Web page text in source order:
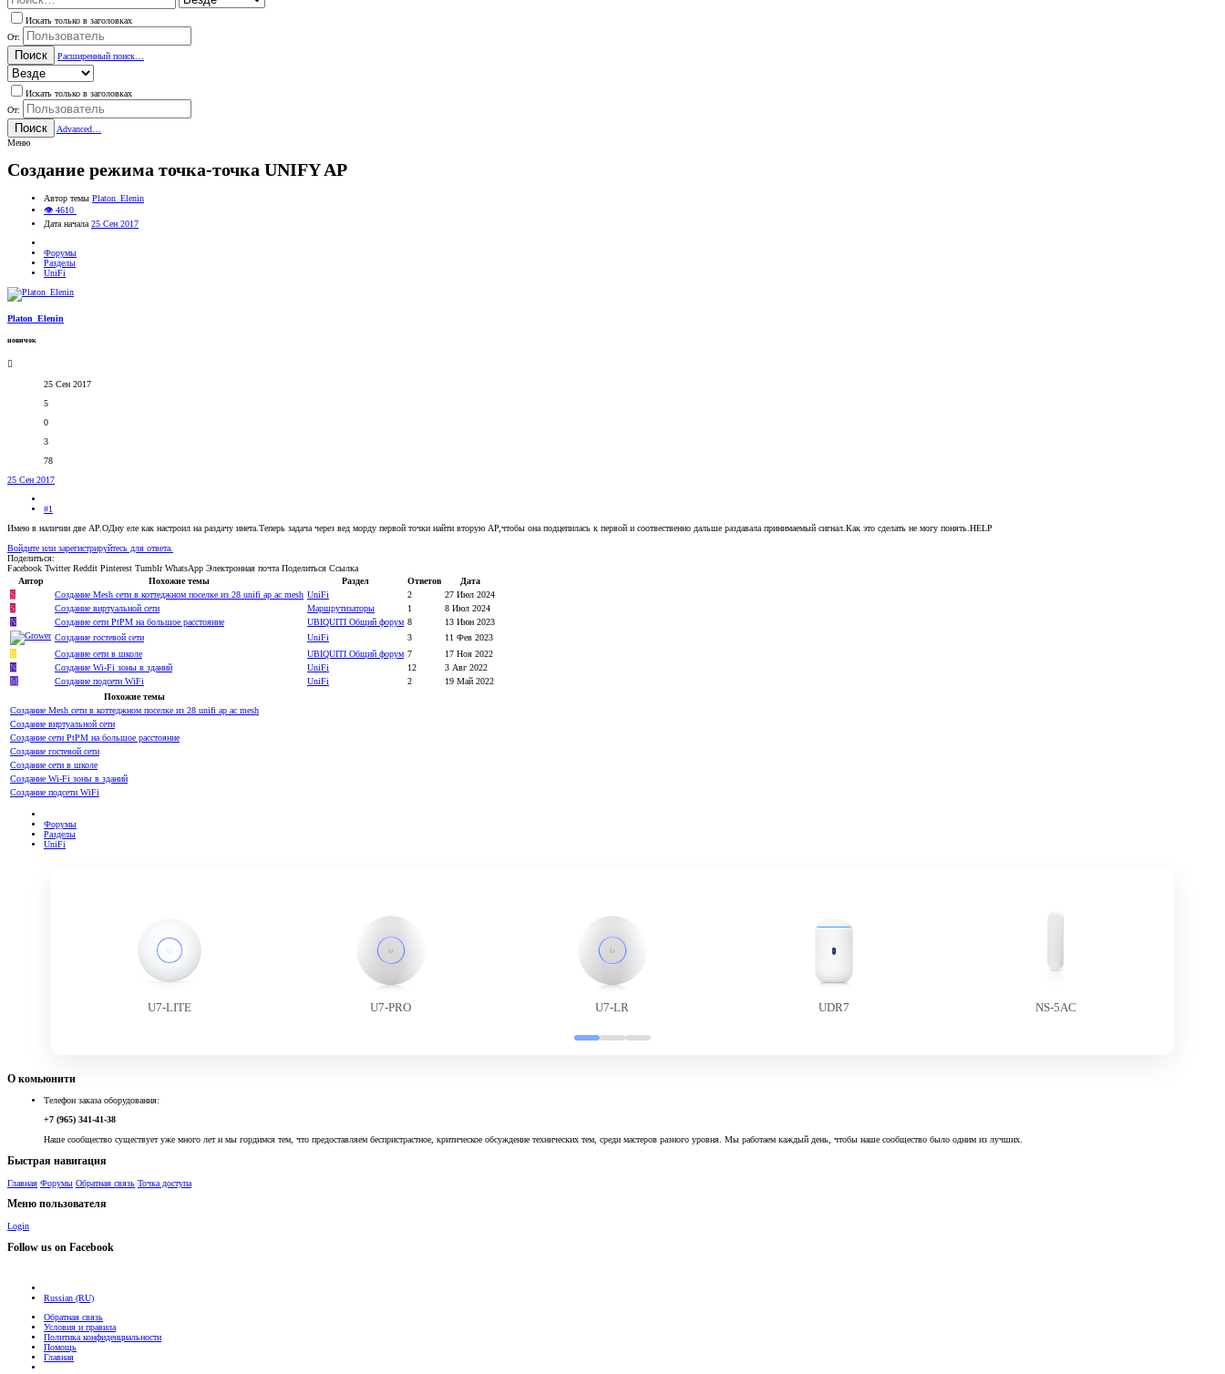
Искать только в заголовках
От:
Поиск Расширенный поиск…
Искать только в заголовках
От:
Поиск
Advanced…
Меню
Создание режима точка-точка UNIFY AP
Автор темы Platon_Elenin
👁 4610
Дата начала 25 Сен 2017
Форумы
Разделы
UniFi
Platon_Elenin
новичок
25 Сен 2017
5
0
3
78
25 Сен 2017
#1
Имею в наличии две АР.ОДну еле как настроил на раздачу инета.Теперь задача через вед морду первой точки найти вторую AP,чтобы она подцепилась к первой и соотвественно дальше раздавала принимаемый сигнал.Как это сделать не могу понять.HELP
Войдите или зарегистрируйтесь для ответа.
Поделиться:
Facebook Twitter Reddit Pinterest Tumblr WhatsApp Электронная почта Поделиться Ссылка
Автор
Похожие темы Раздел Ответов
Дата
S
Создание Mesh сети в коттеджном поселке из 28 unifi ap ac mesh UniFi 2
27 Июл 2024
S
Создание виртуальной сети Маршрутизаторы 1
8 Июл 2024
N
Создание сети PtPM на большое расстояние UBIQUITI Общий форум 8
13 Июн 2023
Создание гостевой сети
UniFi 3
11 Фев 2023
B
Создание сети в школе UBIQUITI Общий форум 7
17 Ноя 2022
N
Создание Wi-Fi зоны в зданий UniFi 12
3 Авг 2022
M
Создание подсети WiFi UniFi 2
19 Май 2022
Похожие темы
Создание Mesh сети в коттеджном поселке из 28 unifi ap ac mesh
Создание виртуальной сети
Создание сети PtPM на большое расстояние
Создание гостевой сети
Создание сети в школе
Создание Wi-Fi зоны в зданий
Создание подсети WiFi
Форумы
Разделы
UniFi
U7-LITE U7-PRO U7-LR UDR7 NS-5AC
О комьюнити
Телефон заказа оборудования:
+7 (965) 341-41-38
Наше сообщество существует уже много лет и мы гордимся тем, что предоставляем беспристрастное, критическое обсуждение технических тем, среди мастеров разного уровня. Мы работаем каждый день, чтобы наше сообщество было одним из лучших.
Быстрая навигация
Главная Форумы Обратная связь Точка доступа
Меню пользователя
Login
Follow us on Facebook
Russian (RU)
Обратная связь
Условия и правила
Политика конфиденциальности
Помощь
Главная